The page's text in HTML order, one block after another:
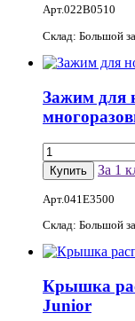
Арт.022B0510
Склад: Большой
Зажим для
За 1
Арт.041Е3500
Склад: Большой
Крышка
Junior